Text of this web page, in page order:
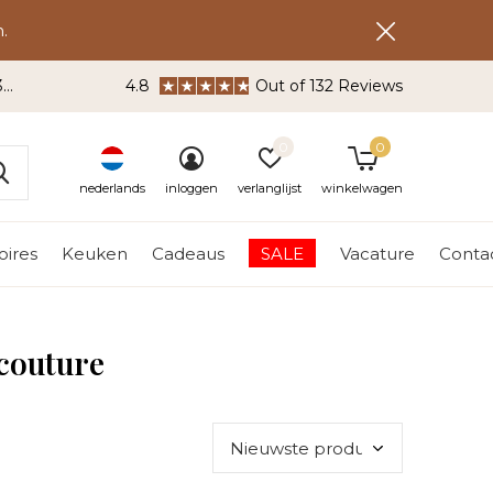
Keuken Cadeaus SALE Vacature
nederlands inloggen verlanglijst winkelwagen
0
4.8 Out of 132 Reviews